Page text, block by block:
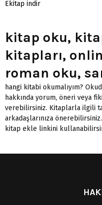
Ekitap indir
kitap oku,
kitapları,
roman oku,
hangi kitabi okumalıyım?
hakkında yorum, öneri veya
verebilirsiniz. Kitaplarla ilgili
arkadaşlarınıza önerebilirsiniz.
kitap ekle linkini